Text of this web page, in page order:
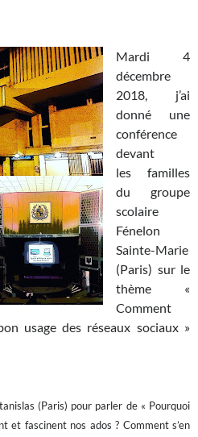
Mardi 4
décembre
2018, j’ai
donné une
conférence
devant
les familles
du groupe
scolaire
Fénelon
Sainte-Marie
(Paris) sur le
thème «
Comment
usage des réseaux sociaux »
(Paris) pour parler de « Pourquoi
et fascinent nos ados ? Comment s’en